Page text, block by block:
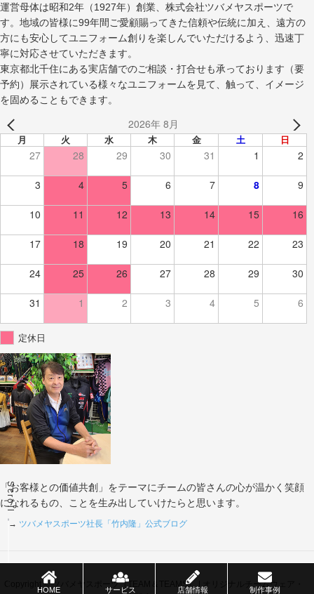
Scroll
HOME サービス 店舗情報 制作事例
運営母体は昭和2年（1927年）創業、株式会社ツバメヤスポーツで
す。地域の皆様に99年間ご愛顧賜ってきた信頼や伝統に加え、遠方の
方にも安心してユニフォーム創りを楽しんでいただけるよう、迅速丁
寧に対応させていただきます。
東京都北千住にある実店舗でのご相談・打合せも承っております（要
予約）展示されている様々なユニフォームを見て、触って、イメージ
を固めることもできます。
2026年 8月
月 火 水 木 金 土 日
27 28 29 30 31 1 2
3 4 5 6 7 8 9
10 11 12 13 14 15 16
17 18 19 20 21 22 23
24 25 26 27 28 29 30
31 1 2 3 4 5 6
定休日
「お客様との価値共創」をテーマにチームの皆さんの心が温かく笑顔
になれるもの、ことを生み出していけたらと思います。
→ ツバメヤスポーツ社長「竹内隆」公式ブログ
Copyright © ツバメヤスポーツ（TEAM＆TEAMS） | オリジナルチームウェア・